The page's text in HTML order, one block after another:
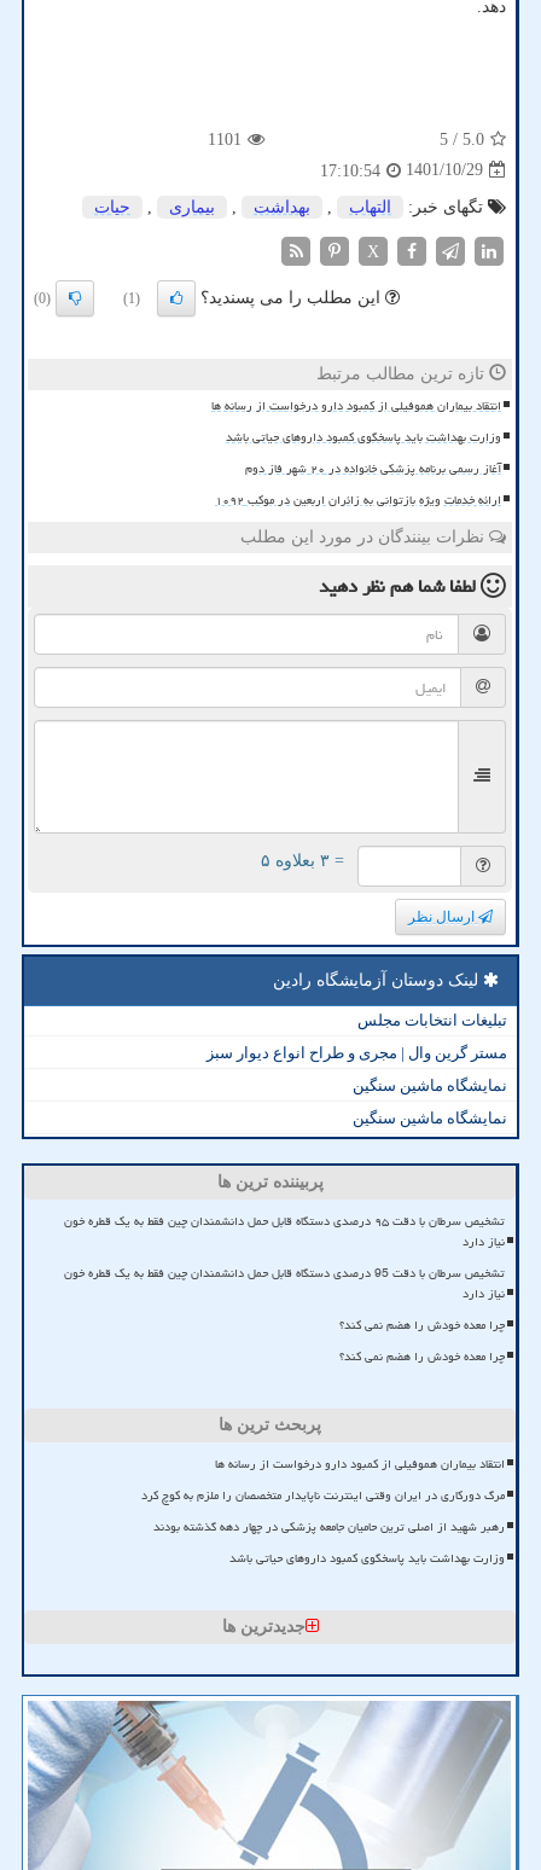
دهد.
5.0
/ 5
1101
1401/10/29
17:10:54
تگهای خبر:
التهاب , بهداشت , بیماری , حیات
X
این مطلب را می پسندید؟ (1)
(0)
تازه ترین مطالب مرتبط
انتقاد بیماران هموفیلی از کمبود دارو درخواست از رسانه ها
وزارت بهداشت باید پاسخگوی کمبود داروهای حیاتی باشد
آغاز رسمی برنامه پزشکی خانواده در ۲۰ شهر فاز دوم
ارائه خدمات ویژه بازتوانی به زائران اربعین در موکب ۱۰۹۲
نظرات بینندگان در مورد این مطلب
لطفا شما همنظر دهید
= ۳ بعلاوه ۵
ارسال نظر
لینک دوستان آزمایشگاه رادین
تبلیغات انتخابات مجلس
مستر گرین وال | مجری و طراح انواع دیوار سبز
نمایشگاه ماشین سنگین
نمایشگاه ماشین سنگین
پربیننده ترین ها
تشخیص سرطان با دقت ۹۵ درصدی دستگاه قابل حمل دانشمندان چین فقط به یک قطره خون
نیاز دارد
تشخیص سرطان با دقت 95 درصدی دستگاه قابل حمل دانشمندان چین فقط به یک قطره خون
نیاز دارد
چرا معده خودش را هضم نمی کند؟
چرا معده خودش را هضم نمی کند؟
پربحث ترین ها
انتقاد بیماران هموفیلی از کمبود دارو درخواست از رسانه ها
مرگ دورکاری در ایران وقتی اینترنت ناپایدار متخصصان را ملزم به کوچ کرد
رهبر شهید از اصلی ترین حامیان جامعه پزشکی در چهار دهه گذشته بودند
وزارت بهداشت باید پاسخگوی کمبود داروهای حیاتی باشد
جدیدترین ها